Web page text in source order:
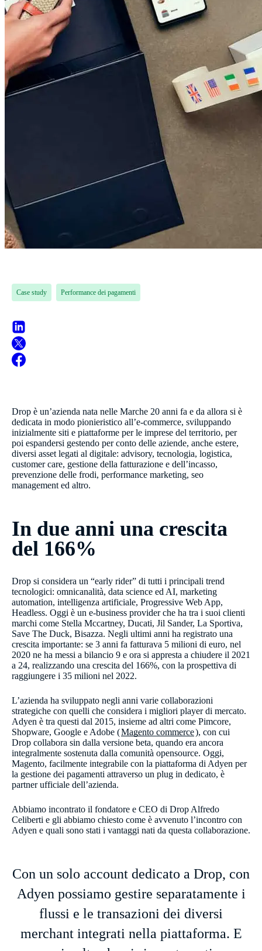
Case study Performance dei pagamenti
Drop è un’azienda nata nelle Marche 20 anni fa e da allora si è
dedicata in modo pionieristico all’e-commerce, sviluppando
inizialmente siti e piattaforme per le imprese del territorio, per
poi espandersi gestendo per conto delle aziende, anche estere,
diversi asset legati al digitale: advisory, tecnologia, logistica,
customer care, gestione della fatturazione e dell’incasso,
prevenzione delle frodi, performance marketing, seo
management ed altro.
In due anni una crescita
del 166%
Drop si considera un “early rider” di tutti i principali trend
tecnologici: omnicanalità, data science ed AI, marketing
automation, intelligenza artificiale, Progressive Web App,
Headless. Oggi è un e-business provider che ha tra i suoi clienti
marchi come Stella Mccartney, Ducati, Jil Sander, La Sportiva,
Save The Duck, Bisazza. Negli ultimi anni ha registrato una
crescita importante: se 3 anni fa fatturava 5 milioni di euro, nel
2020 ne ha messi a bilancio 9 e ora si appresta a chiudere il 2021
a 24, realizzando una crescita del 166%, con la prospettiva di
raggiungere i 35 milioni nel 2022.
L’azienda ha sviluppato negli anni varie collaborazioni
strategiche con quelli che considera i migliori player di mercato.
Adyen è tra questi dal 2015, insieme ad altri come Pimcore,
Shopware, Google e Adobe (Magento commerce), con cui
Drop collabora sin dalla versione beta, quando era ancora
integralmente sostenuta dalla comunità opensource. Oggi,
Magento, facilmente integrabile con la piattaforma di Adyen per
la gestione dei pagamenti attraverso un plug in dedicato, è
partner ufficiale dell’azienda.
Abbiamo incontrato il fondatore e CEO di Drop Alfredo
Celiberti e gli abbiamo chiesto come è avvenuto l’incontro con
Adyen e quali sono stati i vantaggi nati da questa collaborazione.
Con un solo account dedicato a Drop, con
Adyen possiamo gestire separatamente i
flussi e le transazioni dei diversi
merchant integrati nella piattaforma. E